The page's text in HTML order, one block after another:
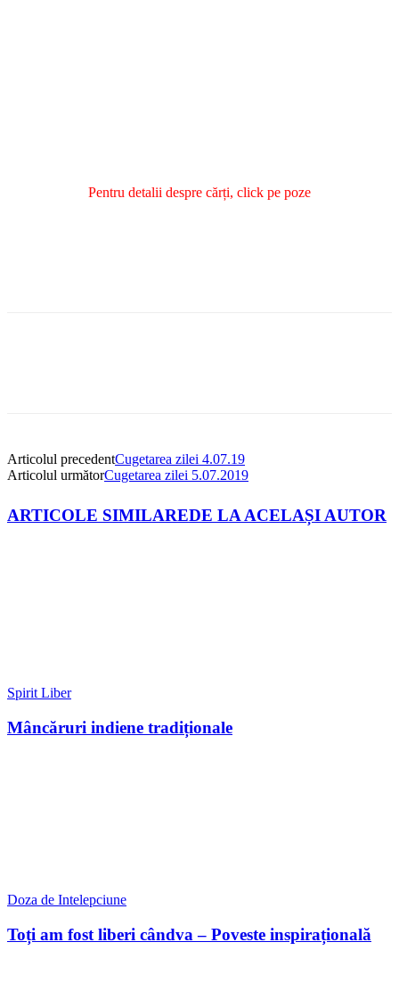
Pentru detalii despre cărți, click pe poze
Articolul precedentCugetarea zilei 4.07.19
Articolul următorCugetarea zilei 5.07.2019
ARTICOLE SIMILAREDE LA ACELAȘI AUTOR
Spirit Liber
Mâncăruri indiene tradiționale
Doza de Intelepciune
Toți am fost liberi cândva – Poveste inspirațională